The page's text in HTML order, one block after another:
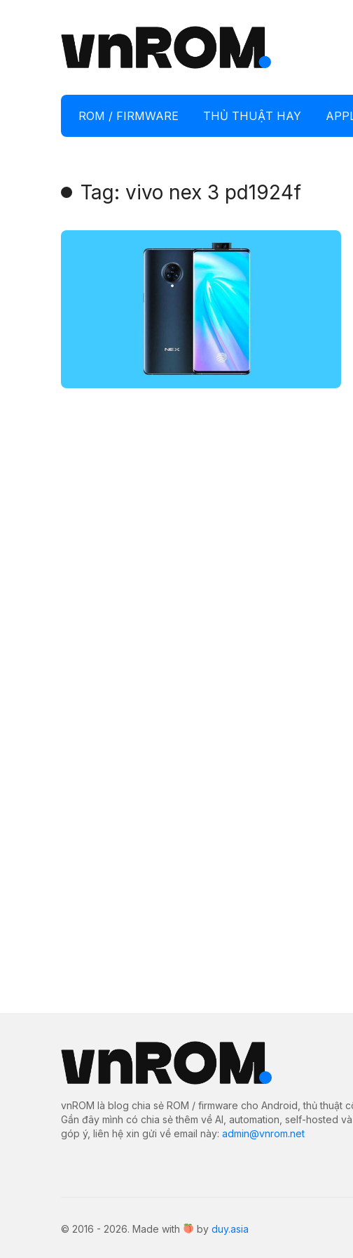
ROM / FIRMWARE THỦ THUẬT HAY
Tag: vivo nex 3 pd1924f
vnROM là blog chia sẻ ROM / firmware cho Android, thủ thuật
Gần đây mình có chia sẻ thêm về AI, automation, self-hosted
góp ý, liên hệ xin gửi về email này: admin@vnrom.net
© 2016 - 2026. Made with by duy.asia